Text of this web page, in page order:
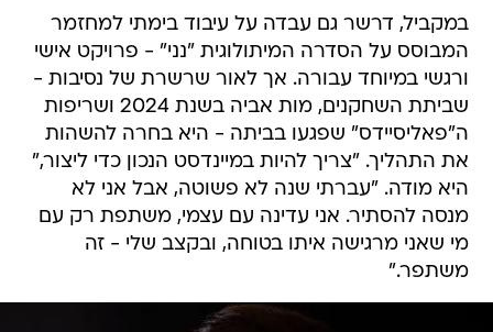
במקביל, דרשר גם עבדה על עיבוד בימתי למחזמר
המבוסס על הסדרה המיתולוגית "נני" - פרויקט אישי
ורגשי במיוחד עבורה. אך לאור שרשרת של נסיבות -
שביתת השחקנים, מות אביה בשנת 2024 ושריפות
ה"פאליסיידס" שפגעו בביתה - היא בחרה להשהות
את התהליך. "צריך להיות במיינדסט הנכון כדי ליצור,"
היא מודה. "עברתי שנה לא פשוטה, אבל אני לא
מנסה להסתיר. אני עדינה עם עצמי, משתפת רק עם
מי שאני מרגישה איתו בטוחה, ובקצב שלי - זה
משתפר."